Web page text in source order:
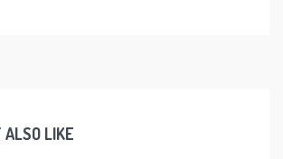
ALSO LIKE